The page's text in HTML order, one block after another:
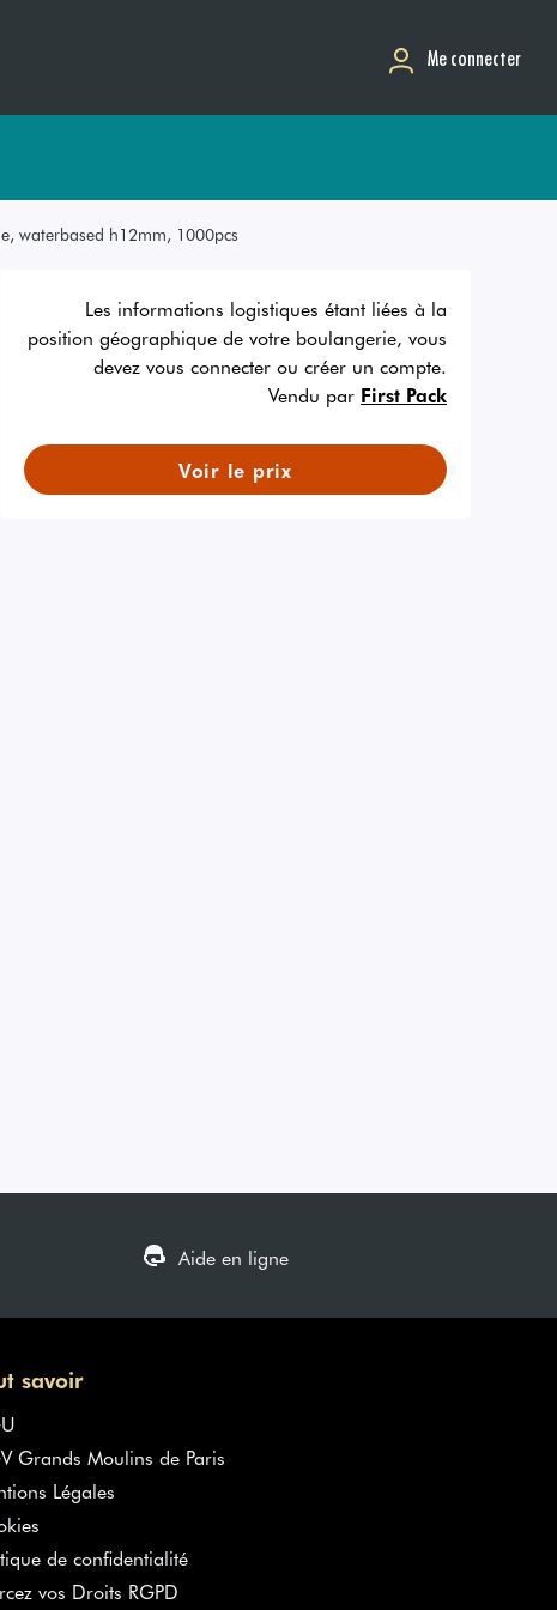
Me connecter
waterbased h12mm, 1000pcs
Les informations logistiques étant liées à la
position géographique de votre boulangerie, vous
devez vous connecter ou créer un compte.
Vendu par First Pack
Voir le prix
Aide en ligne
savoir
Grands Moulins de Paris
Légales
de confidentialité
vos Droits RGPD